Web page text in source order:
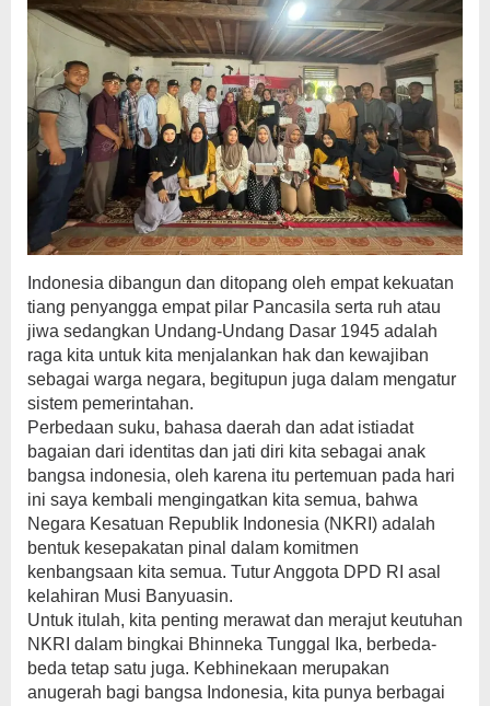
Indonesia dibangun dan ditopang oleh empat kekuatan
tiang penyangga empat pilar Pancasila serta ruh atau
jiwa sedangkan Undang-Undang Dasar 1945 adalah
raga kita untuk kita menjalankan hak dan kewajiban
sebagai warga negara, begitupun juga dalam mengatur
sistem pemerintahan.
Perbedaan suku, bahasa daerah dan adat istiadat
bagaian dari identitas dan jati diri kita sebagai anak
bangsa indonesia, oleh karena itu pertemuan pada hari
ini saya kembali mengingatkan kita semua, bahwa
Negara Kesatuan Republik Indonesia (NKRI) adalah
bentuk kesepakatan pinal dalam komitmen
kenbangsaan kita semua. Tutur Anggota DPD RI asal
kelahiran Musi Banyuasin.
Untuk itulah, kita penting merawat dan merajut keutuhan
NKRI dalam bingkai Bhinneka Tunggal Ika, berbeda-
beda tetap satu juga. Kebhinekaan merupakan
anugerah bagi bangsa Indonesia, kita punya berbagai